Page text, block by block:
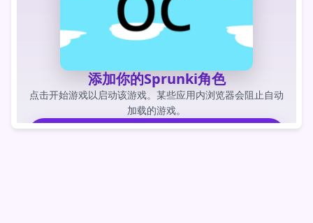
添加你的Sprunki角色
点击开始游戏以启动该游戏。某些应用内浏览器会阻止自动
加载的游戏。